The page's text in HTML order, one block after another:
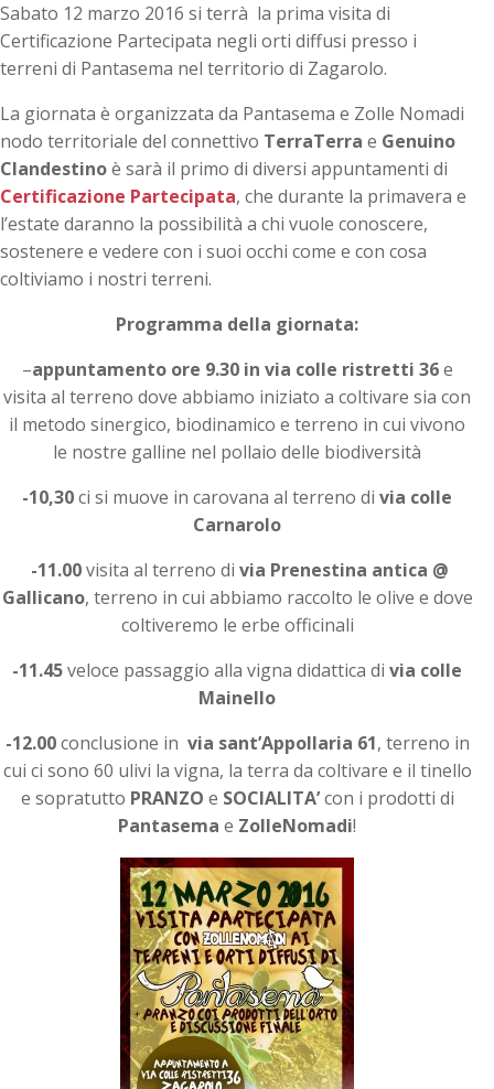
Sabato 12 marzo 2016 si terrà la prima visita di
Certificazione Partecipata negli orti diffusi presso i
terreni di Pantasema nel territorio di Zagarolo.
La giornata è organizzata da Pantasema e Zolle Nomadi
nodo territoriale del connettivo TerraTerra e Genuino
Clandestinoè sarà il primo di diversi appuntamenti di
Certificazione Partecipata, che durante la primavera e
l’estate daranno la possibilità a chi vuole conoscere,
sostenere e vedere con i suoi occhi come e con cosa
coltiviamo i nostri terreni.
Programma della giornata:
–appuntamento ore 9.30 in via colle ristretti 36e
visita al terreno dove abbiamo iniziato a coltivare sia con
il metodo sinergico, biodinamico e terreno in cui vivono
le nostre galline nel pollaio delle biodiversità
-10,30ci si muove in carovana al terreno divia colle
Carnarolo
-11.00visita al terreno di via Prenestina antica @
Gallicano, terreno in cui abbiamo raccolto le olive e dove
coltiveremo le erbe officinali
-11.45veloce passaggio alla vigna didattica divia colle
Mainello
-12.00conclusione in via sant’Appollaria 61, terreno in
cui ci sono 60 ulivi la vigna, la terra da coltivare e il tinello
e sopratutto PRANZO e SOCIALITA’con i prodotti di
Pantasema e ZolleNomadi!